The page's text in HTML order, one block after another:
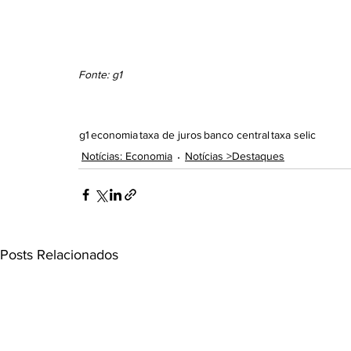
Fonte: g1
g1economiataxa de juros banco centraltaxa selic
Notícias: Economia
Notícias >Destaques
Posts Relacionados